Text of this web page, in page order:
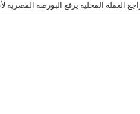
العملة المحلية يرفع البورصة المصرية لأعلى